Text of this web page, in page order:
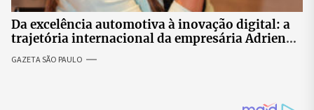
Da excelência automotiva à inovação digital: a
trajetória internacional da empresária Adriene
GAZETA SÃO PAULO